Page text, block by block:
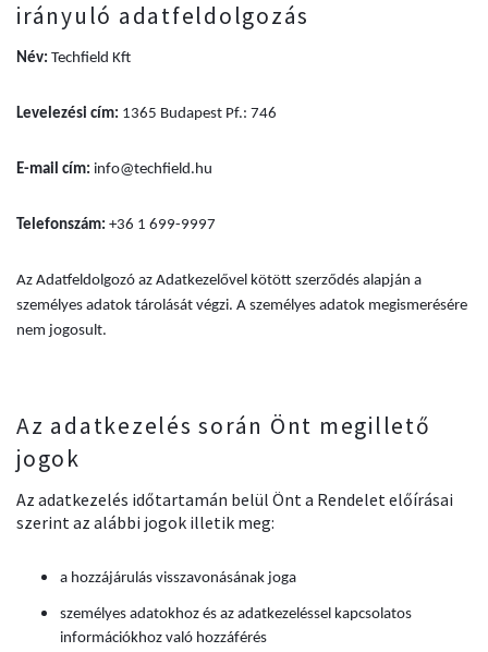
irányuló adatfeldolgozás
Név: Techfield Kft
Levelezési cím: 1365 Budapest Pf.: 746
E-mail cím: info@techfield.hu
Telefonszám: +36 1 699-9997
Az Adatfeldolgozó az Adatkezelővel kötött szerződés alapján a
személyes adatok tárolását végzi. A személyes adatok megismerésére
nem jogosult.
Az adatkezelés során Önt megillető
jogok
Az adatkezelés időtartamán belül Önt a Rendelet előírásai
szerint az alábbi jogok illetik meg:
a hozzájárulás visszavonásának joga
személyes adatokhoz és az adatkezeléssel kapcsolatos
információkhoz való hozzáférés